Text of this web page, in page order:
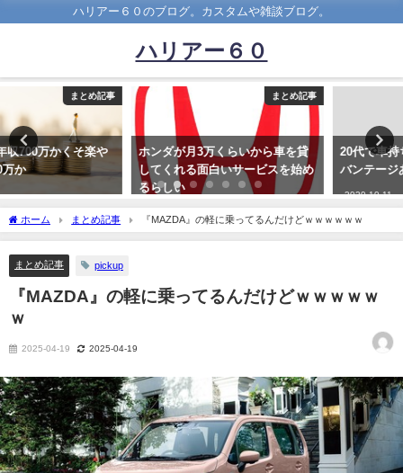
ハリアー６０のブログ。カスタムや雑談ブログ。
ハリアー６０
まとめ記事
ホンダが月3万くらいから車を貸
してくれる面白いサービスを始め
20代で車持ちってどれくらいアド
バンテージある？
2020-10-11
ホーム まとめ記事 『MAZDA』の軽に乗ってるんだけどｗｗｗｗｗｗ
まとめ記事 pickup
『MAZDA』の軽に乗ってるんだけどｗｗｗｗｗ
ｗ
2025-04-19 2025-04-19